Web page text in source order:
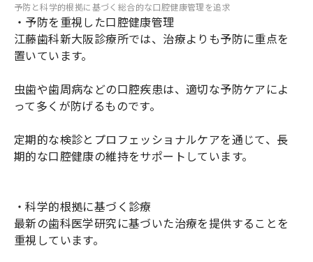
予防と科学的根拠に基づく総合的な口腔健康管理を追求
・予防を重視した口腔健康管理
江藤歯科新大阪診療所では、治療よりも予防に重点を
置いています。
虫歯や歯周病などの口腔疾患は、適切な予防ケアによ
って多くが防げるものです。
定期的な検診とプロフェッショナルケアを通じて、長
期的な口腔健康の維持をサポートしています。
・科学的根拠に基づく診療
最新の歯科医学研究に基づいた治療を提供することを
重視しています。